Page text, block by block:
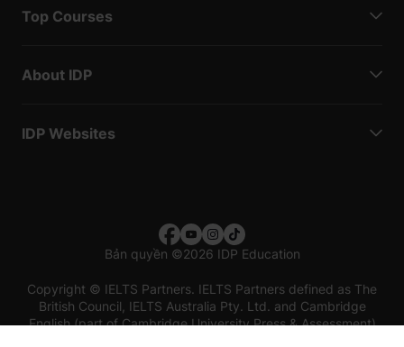
Top Courses
About IDP
IDP Websites
Bản quyền ©2026 IDP Education
Copyright © IELTS Partners. IELTS Partners defined as The
British Council, IELTS Australia Pty. Ltd. and Cambridge
English (part of Cambridge University Press & Assessment)